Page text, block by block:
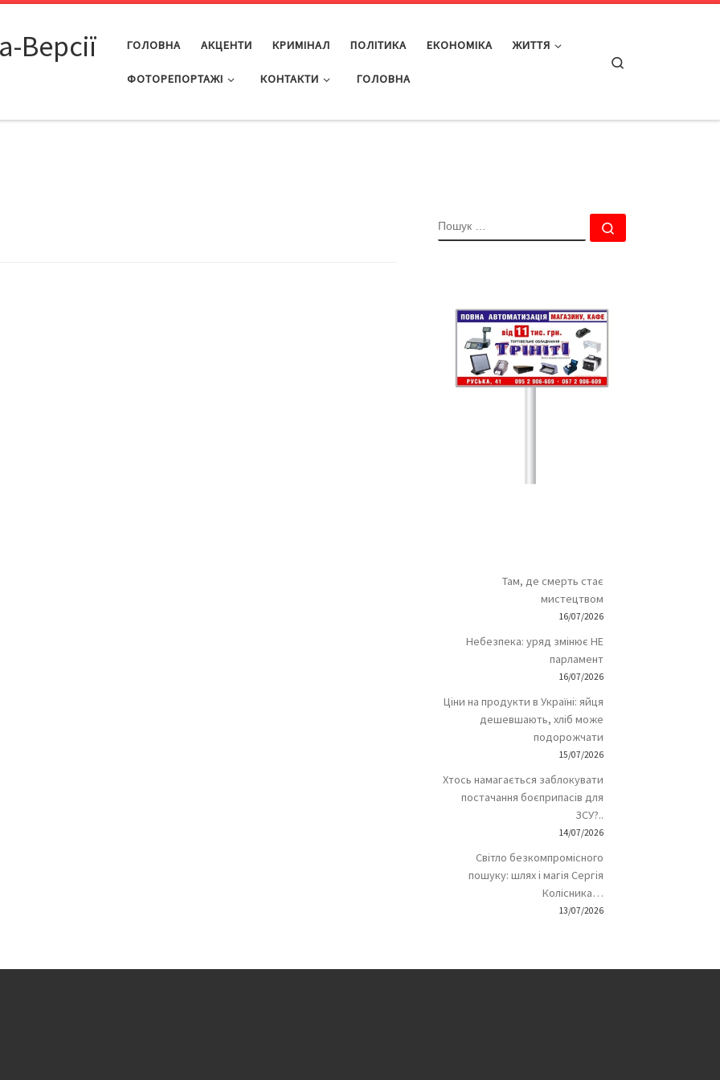
Версії ГОЛОВНА АКЦЕНТИ КРИМІНАЛ ПОЛІТИКА ЕКОНОМІКА ЖИТТЯ
ФОТОРЕПОРТАЖІ КОНТАКТИ ГОЛОВНА
ПОШУК
Там, де смерть стає
мистецтвом
16/07/2026
Небезпека: уряд змінює НЕ
парламент
16/07/2026
Ціни на продукти в Україні: яйця
дешевшають, хліб може
подорожчати
15/07/2026
Хтось намагається заблокувати
постачання боєприпасів для
ЗСУ?..
14/07/2026
Світло безкомпромісного
пошуку: шлях і магія Сергія
Колісника…
13/07/2026